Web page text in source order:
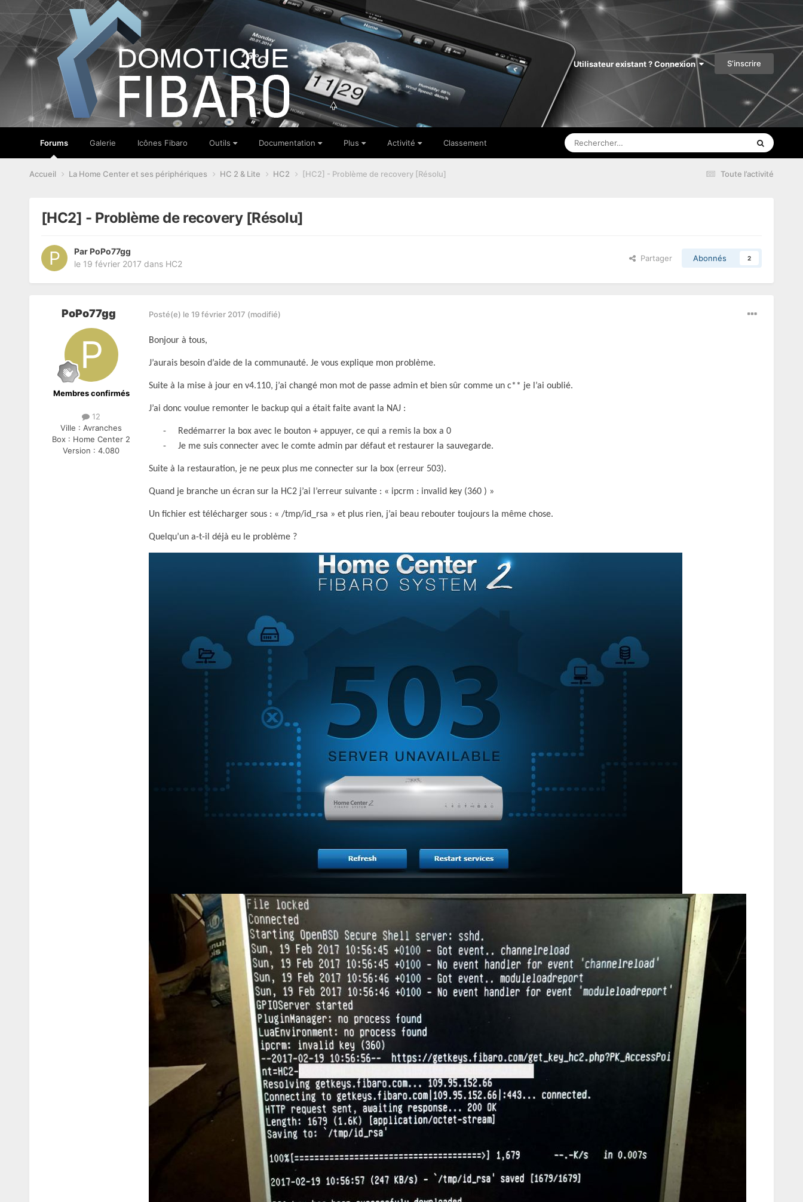
Utilisateur existant ? Connexion S’inscrire
Forums Galerie Icônes Fibaro Outils Documentation Plus Activité Classement
Toute l’activité
Accueil La Home Center et ses périphériques HC 2 & Lite HC2 [HC2] - Problème de recovery [Résolu]
[HC2] - Problème de recovery [Résolu]
Par PoPo77gg
le 19 février 2017 dans HC2
Partager Abonnés 2
PoPo77gg
Membres confirmés
12
Ville :Avranches
Box : Home Center 2
Version :4.080
Posté(e) le 19 février 2017 (modifié)
Bonjour à tous,
J’aurais besoin d’aide de la communauté. Je vous explique mon problème.
Suite à la mise à jour en v4.110, j’ai changé mon mot de passe admin et bien sûr comme un c** je l’ai oublié.
J’ai donc voulue remonter le backup qui a était faite avant la NAJ :
-
Redémarrer la box avec le bouton + appuyer, ce qui a remis la box a 0
-
Je me suis connecter avec le comte admin par défaut et restaurer la sauvegarde.
Suite à la restauration, je ne peux plus me connecter sur la box (erreur 503).
Quand je branche un écran sur la HC2 j’ai l’erreur suivante : « ipcrm : invalid key (360 ) »
Un fichier est télécharger sous : « /tmp/id_rsa » et plus rien, j’ai beau rebouter toujours la même chose.
Quelqu’un a-t-il déjà eu le problème ?